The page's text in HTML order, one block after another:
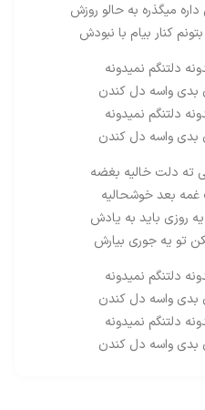
میگذره به حالو روزش
کنار بیام با نبودش
دلتنگم نمیدونه
بدی واسه دل کندن
دلتنگم نمیدونه
بدی واسه دل کندن
ته دلت خالیه بغضه
بعد خوشحالیه
روزی باید به یادش
تو یه جوری بیارش
دلتنگم نمیدونه
بدی واسه دل کندن
دلتنگم نمیدونه
بدی واسه دل کندن